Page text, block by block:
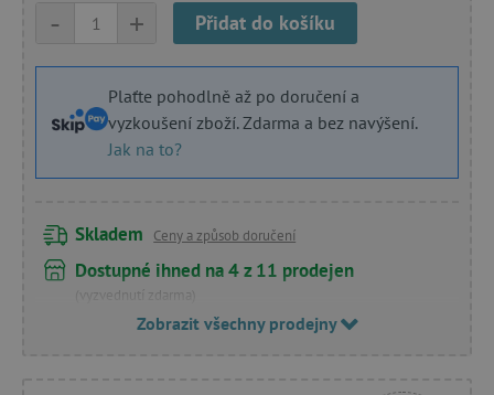
+
- Přidat do košíku
Plaťte pohodlně až po doručení a
vyzkoušení zboží. Zdarma a bez navýšení.
Jak na to?
Skladem Ceny a způsob doručení
Dostupné ihned na 4 z 11 prodejen
(vyzvednutí zdarma)
Zobrazit všechny prodejny